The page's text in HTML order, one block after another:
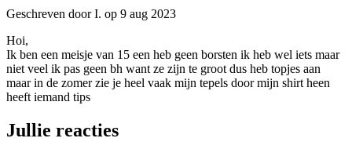
Geschreven door I. op 9 aug 2023
Hoi,
Ik ben een meisje van 15 een heb geen borsten ik heb wel iets maar
niet veel ik pas geen bh want ze zijn te groot dus heb topjes aan
maar in de zomer zie je heel vaak mijn tepels door mijn shirt heen
heeft iemand tips
Jullie reacties